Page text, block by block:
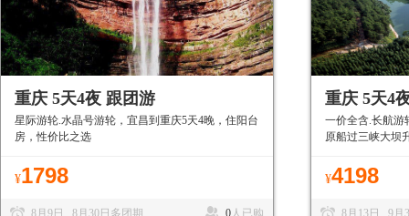
重庆 5天4夜 跟团游
星际游轮.水晶号游轮，宜昌到重庆5天4晚，住阳台
房，性价比之选
¥1798
8月9日...8月30日多团期 0人已购
重庆 5天4
一价全含.长航游
原船过三峡大坝
¥4198
8月13日...9月